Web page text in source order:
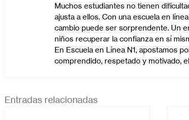
Muchos estudiantes no tienen
ajusta a ellos. Con una escuela en
cambio puede ser sorprendente. Un
niños recuperar la confianza en sí
En Escuela en Línea N1, apostamos
comprendido, respetado y motivado,
Entradas relacionadas